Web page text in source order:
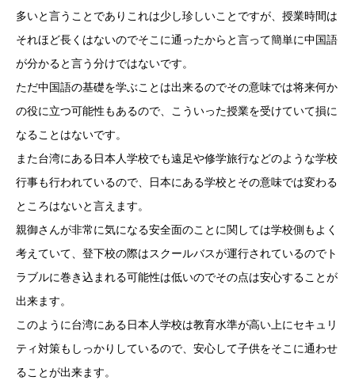
多いと言うことでありこれは少し珍しいことですが、授業時間は
それほど長くはないのでそこに通ったからと言って簡単に中国語
が分かると言う分けではないです。
ただ中国語の基礎を学ぶことは出来るのでその意味では将来何か
の役に立つ可能性もあるので、こういった授業を受けていて損に
なることはないです。
また台湾にある日本人学校でも遠足や修学旅行などのような学校
行事も行われているので、日本にある学校とその意味では変わる
ところはないと言えます。
親御さんが非常に気になる安全面のことに関しては学校側もよく
考えていて、登下校の際はスクールバスが運行されているのでト
ラブルに巻き込まれる可能性は低いのでその点は安心することが
出来ます。
このように台湾にある日本人学校は教育水準が高い上にセキュリ
ティ対策もしっかりしているので、安心して子供をそこに通わせ
ることが出来ます。